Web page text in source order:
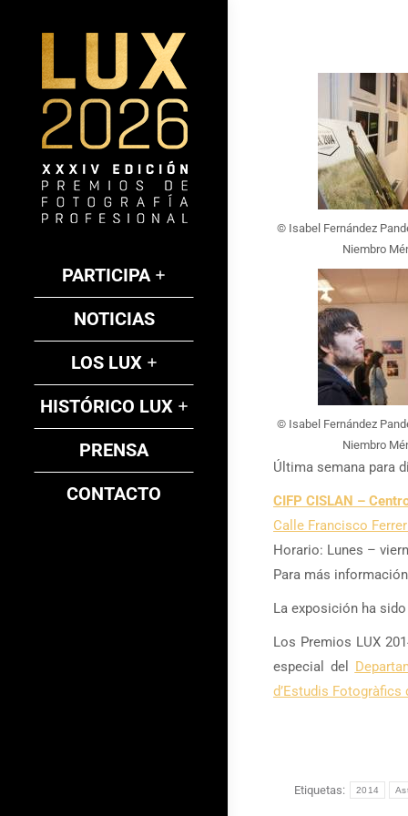
PARTICIPA
NOTICIAS
LOS LUX
HISTÓRICO LUX
PRENSA
CONTACTO
© Isabel Fernández
Niembro
© Isabel Fernández
Niembro
Última semana para
CIFP CISLAN –
Calle Francisco
Horario: Lunes –
Para más
La exposición ha
Los Premios LUX
especial del
d’Estudis Fotogràfics
Etiquetas: 2014